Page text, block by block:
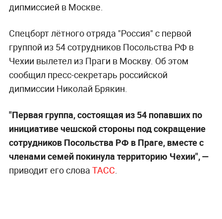
дипмиссией в Москве.
Спецборт лётного отряда "Россия" с первой
группой из 54 сотрудников Посольства РФ в
Чехии вылетел из Праги в Москву. Об этом
сообщил пресс-секретарь российской
дипмиссии Николай Брякин.
"Первая группа, состоящая из 54 попавших по
инициативе чешской стороны под сокращение
сотрудников Посольства РФ в Праге, вместе с
членами семей покинула территорию Чехии", —
приводит его слова ТАСС